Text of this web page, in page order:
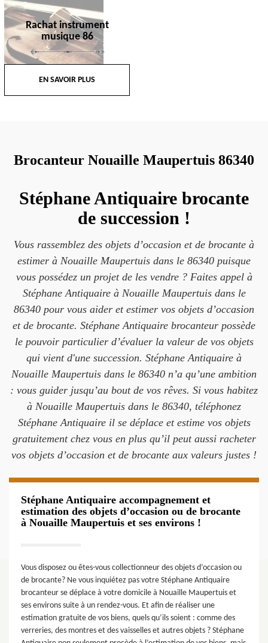
Rachat instrument
musique 86
EN SAVOIR PLUS
Brocanteur Nouaille Maupertuis 86340
Stéphane Antiquaire brocante
de succession !
Vous rassemblez des objets d’occasion et de brocante à
estimer à Nouaille Maupertuis dans le 86340 puisque
vous possédez un projet de les vendre ? Faites appel à
Stéphane Antiquaire à Nouaille Maupertuis dans le
86340 pour vous aider et estimer vos objets d’occasion
et de brocante. Stéphane Antiquaire brocanteur possède
le pouvoir particulier d’évaluer la valeur de vos objets
qui vient d'une succession. Stéphane Antiquaire à
Nouaille Maupertuis dans le 86340 n’a qu’une ambition
: vous guider jusqu’au bout de vos rêves. Si vous habitez
à Nouaille Maupertuis dans le 86340, téléphonez
Stéphane Antiquaire il se déplace et estime vos objets
gratuitement chez vous en plus qu’il peut aussi racheter
vos objets d’occasion et de brocante aux valeurs justes !
Stéphane Antiquaire accompagnement et
estimation des objets d’occasion ou de brocante
à Nouaille Maupertuis et ses environs !
Vous disposez ou êtes-vous collectionneur des objets d’occasion ou
de brocante? Ne vous inquiétez pas votre Stéphane Antiquaire
brocanteur se déplace à votre domicile à Nouaille Maupertuis et
ses environs suite à un rendez-vous. Et afin de réaliser une
estimation gratuite de vos biens, quels qu’ils soient : comme des
verreries, des montres et des vaisselles et autres objets ? Stéphane